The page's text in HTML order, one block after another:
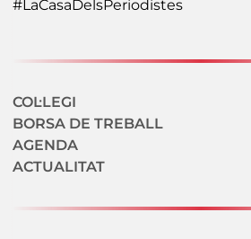
#LaCasaDelsPeriodistes
Navegació secundaria
COL·LEGI
BORSA DE TREBALL
AGENDA
ACTUALITAT